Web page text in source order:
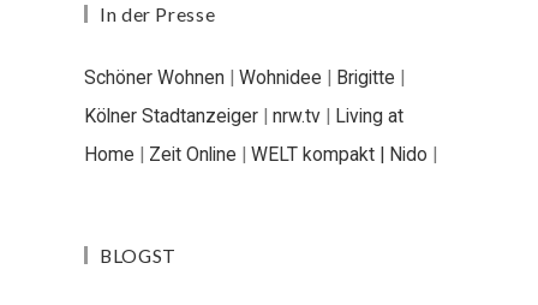
In der Presse
Schöner Wohnen | Wohnidee | Brigitte |
Kölner Stadtanzeiger | nrw.tv | Living at
Home | Zeit Online | WELT kompakt | Nido |
BLOGST